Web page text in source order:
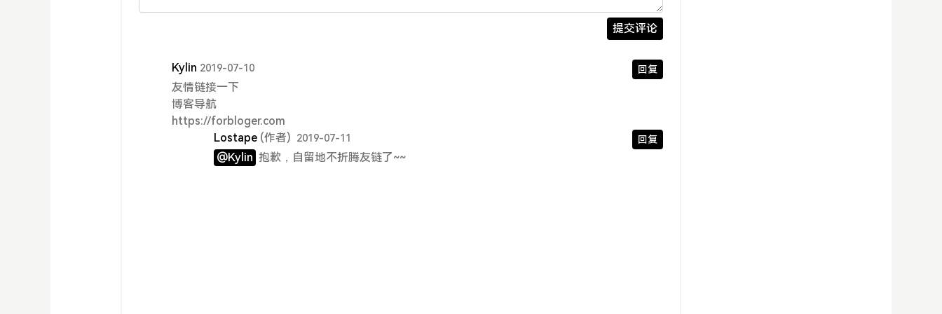
o
提交评论
Kylin 2019-07-10 回复
友情链接一下
博客导航
https://forbloger.com
Lostape (作者) 2019-07-11 回复
@Kylin 抱歉，自留地不折腾友链了~~